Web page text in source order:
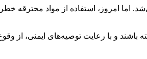
امروز، استفاده از مواد محترقه
و با رعایت توصیه‌های ایمنی، از